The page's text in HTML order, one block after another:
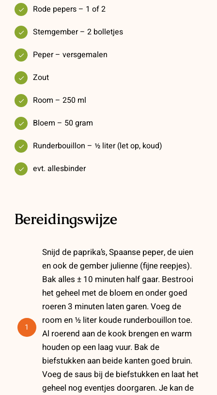
Rode pepers – 1 of 2
Stemgember – 2 bolletjes
Peper – versgemalen
Zout
Room – 250 ml
Bloem – 50 gram
Runderbouillon – ½ liter (let op, koud)
evt. allesbinder
Bereidingswijze
1
Snijd de paprika’s, Spaanse peper, de uien
en ook de gember julienne (fijne reepjes).
Bak alles ± 10 minuten half gaar. Bestrooi
het geheel met de bloem en onder goed
roeren 3 minuten laten garen. Voeg de
room en ½ liter koude runderbouillon toe.
Al roerend aan de kook brengen en warm
houden op een laag vuur. Bak de
biefstukken aan beide kanten goed bruin.
Voeg de saus bij de biefstukken en laat het
geheel nog eventjes doorgaren. Je kan de